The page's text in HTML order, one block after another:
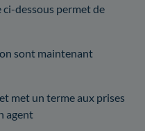
ci-dessous permet de
sont maintenant
met un terme aux prises
agent